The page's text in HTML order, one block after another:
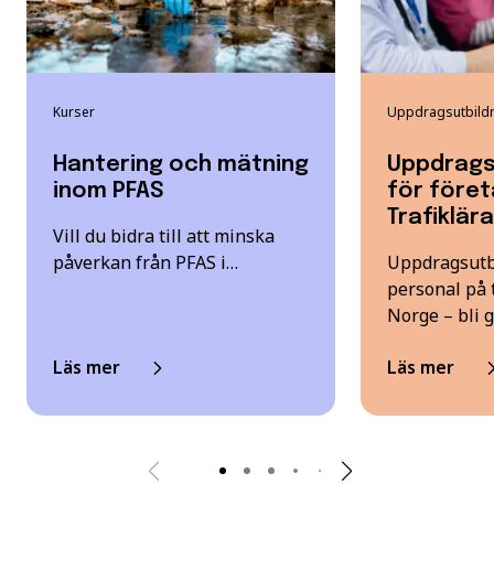
Kurser
Hantering och mätning
inom PFAS
Vill du bidra till att minska
påverkan från PFAS i…
Läs mer
för
personal
Norge – bli
Läs mer